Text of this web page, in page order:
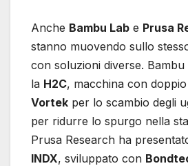
Anche Bambu Lab e Prusa
stanno muovendo sullo
con soluzioni diverse.
la H2C, macchina con
Vortek per lo scambio degli
per ridurre lo spurgo nella
Prusa Research ha
INDX, sviluppato con